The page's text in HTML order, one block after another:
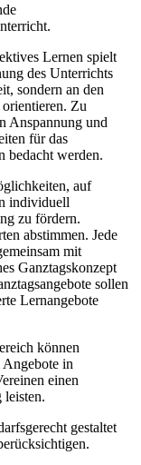
Lernen spielt
des Unterrichts
sondern an den
Zu
Anspannung und
für das
bedacht werden.
auf
individuell
zu fördern.
abstimmen. Jede
mit
Ganztagskonzept
sollen
Lernangebote
können
Angebote in
einen
gestaltet